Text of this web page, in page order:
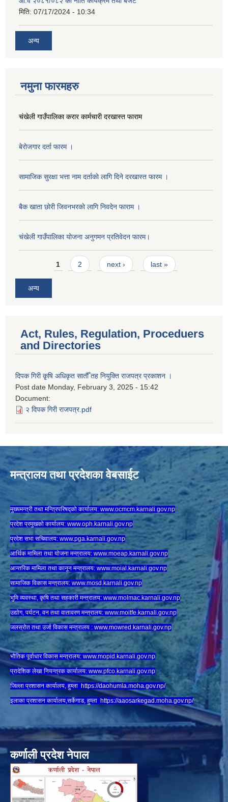
मिति: 07/17/2024 - 10:34
अन्य
नमुना फारमहरु
चंखेली गाउँपालिका करार कार्मचारी दरखास्त फाराम
बेराेजगार दर्ता फारम ।
सामाजिक सुरक्षा भत्ता नाम दर्ताकाे लागि दिने दरखास्त फारम ।
बैक खाता छाेरी जिवनभरकाे लागि निवदेन फाराम ।
चंखेली गाउँपालिका योजना अनुगमन प्रतिवेदन फारम।
Pages1 2 next › last »
अन्य
Act, Rules, Regulation, Proceduers
and Directories
दिपक गिरी कृ्षि अधिकृत सातौँ तह नियुक्ति राजपत्र प्रकाशन ।
Post date Monday, February 3, 2025 - 15:42
Document:
२ दिपक गिरी राजपत्र.pdf
मन्त्रालय तथा प्रदेशका वेबसाईट
मुख्यमन्त्री तथा मन्त्रिपरिषद्को कार्यालय: www.ocmcm.karnali.gov.np
प्रदेश प्रमुखको कार्यालय: www.oph.karnali.gov.np
प्रदेश सभा सचिवालय: www.pga.karnali.gov.np
आर्थिक मामिला तथा योजना मन्त्रालय: www.moeap.karnali.gov.np
आन्तरिक मामिला तथा कानून मन्त्रालय: www.moial.karnali.gov.np
सामाजिक विकास मन्त्रालय: www.mosd.karnali.gov.np
भुमि व्यवस्था, कृषि तथा सहकारी मन्त्रालय: www.molmac.karnali.gov.np
उद्योग, पर्यटन, वन तथा वातावरण मन्त्रालय: www.moitfe.karnali.gov.np
जलस्रोत तथा उर्जा विकास मन्त्रालय : www.mowred.karnali.gov.np
भौतिक पूर्वाधार विकास मन्त्रालय: www.mopid.karnali.gov.np
प्रादेशिक लेखा नियन्त्रक कार्यालय: www.pfco.karnali.gov.np
जिल्ला प्रशासन कार्यालय, हुम्ला https://daohumla.moha.gov.np/
इलाका प्रशासन कार्यालय,सर्केगाड, हुम्ला https://aaosarkegad.moha.gov.np/
कर्णाली प्रदेश नेपाल